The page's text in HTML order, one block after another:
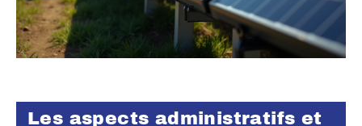
Les aspects administratifs et